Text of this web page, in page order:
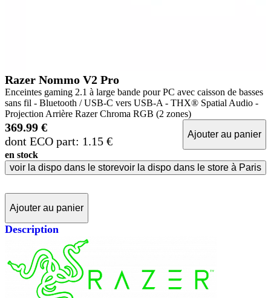
Razer Nommo V2 Pro
Enceintes gaming 2.1 à large bande pour PC avec caisson de basses
sans fil - Bluetooth / USB-C vers USB-A - THX® Spatial Audio -
Projection Arrière Razer Chroma RGB (2 zones)
369.99 €
dont ECO part: 1.15 €
Ajouter au panier
en stock
voir la dispo dans le storevoir la dispo dans le store à Paris
Ajouter au panier
Description